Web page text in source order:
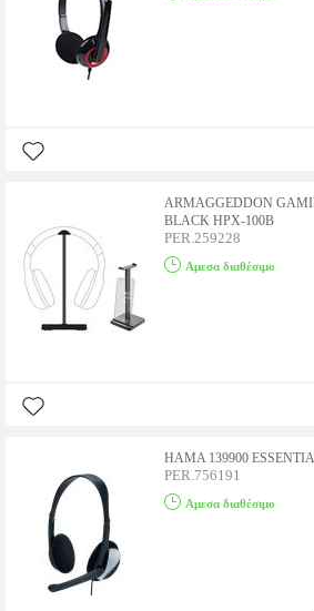
ARMAGGEDDON
BLACK HPX-100B
PER.259228
Αμεσα διαθέσιμο
HAMA 139900
PER.756191
Αμεσα διαθέσιμο